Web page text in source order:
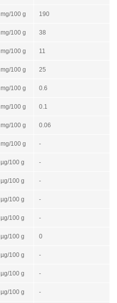
mg/100 g 190
mg/100 g 38
mg/100 g 11
mg/100 g 25
mg/100 g 0.6
mg/100 g 0.1
mg/100 g 0.06
mg/100 g -
µg/100 g -
µg/100 g -
µg/100 g -
µg/100 g -
µg/100 g 0
µg/100 g -
µg/100 g -
µg/100 g -